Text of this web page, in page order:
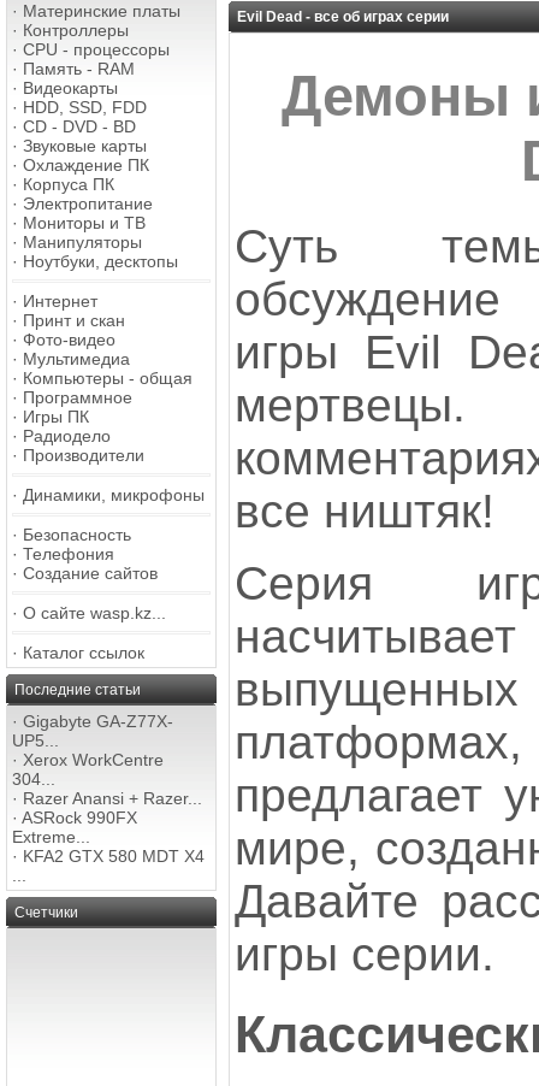
· Материнские платы
· Контроллеры
· CPU - процессоры
· Память - RAM
· Видеокарты
· HDD, SSD, FDD
· CD - DVD - BD
· Звуковые карты
· Охлаждение ПК
· Корпуса ПК
· Электропитание
· Мониторы и ТВ
· Манипуляторы
· Ноутбуки, десктопы
· Интернет
· Принт и скан
· Фото-видео
· Мультимедиа
· Компьютеры - общая
· Программное
· Игры ПК
· Радиодело
· Производители
· Динамики, микрофоны
· Безопасность
· Телефония
· Создание сайтов
· О сайте wasp.kz...
· Каталог ссылок
Последние статьи
· Gigabyte GA-Z77X-
UP5...
· Xerox WorkCentre
304...
· Razer Anansi + Razer...
· ASRock 990FX
Extreme...
· KFA2 GTX 580 MDT X4
Счетчики
Evil Dead - все об играх серии
Демоны
Суть
игры Evil
все ништяк!
Серия
предлагает
мире,
Давайте
игры серии.